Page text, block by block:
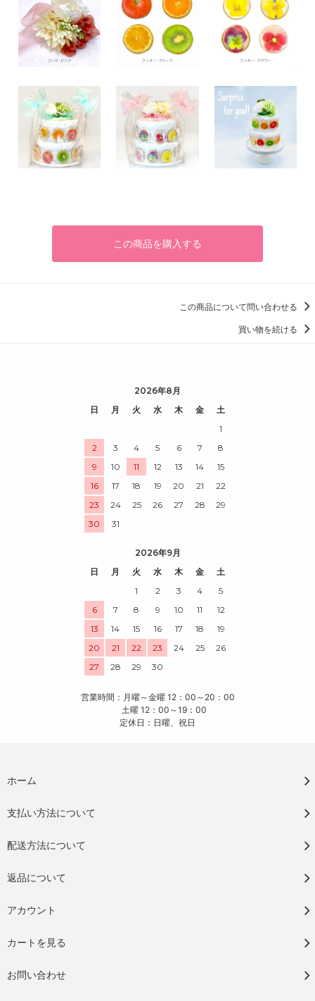
この商品を購入する
この商品について問い合わせる
買い物を続ける
2026年8月
日
月 火 水 木 金
土
1
2
3 4 5 6 7
8
9
10 11 12 13 14
15
16
17 18 19 20 21
22
23
24 25 26 27 28
29
30
31
2026年9月
日
月 火 水 木 金
土
1
2 3 4
5
6
7 8 9 10 11
12
13
14 15 16 17 18
19
20
21 22 23 24 25
26
27
28 29 30
営業時間：月曜～金曜 12：00～20：00
土曜 12：00～19：00
定休日：日曜、祝日
ホーム
支払い方法について
配送方法について
返品について
アカウント
カートを見る
お問い合わせ